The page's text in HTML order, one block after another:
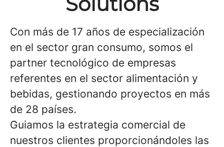
Con más de 17 años de especialización
en el sector gran consumo, somos el
partner tecnológico de empresas
referentes en el sector alimentación y
bebidas, gestionando proyectos en más
de 28 países.
Guiamos la estrategia comercial de
nuestros clientes proporcionándoles las